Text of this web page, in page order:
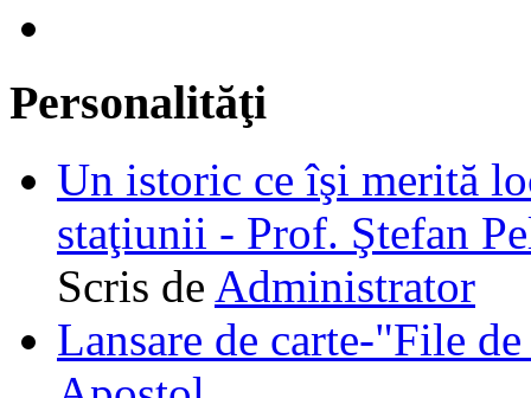
Personalităţi
Un istoric ce îşi merită
staţiunii - Prof. Ştefan
Scris de Administrator
Lansare de carte-"File